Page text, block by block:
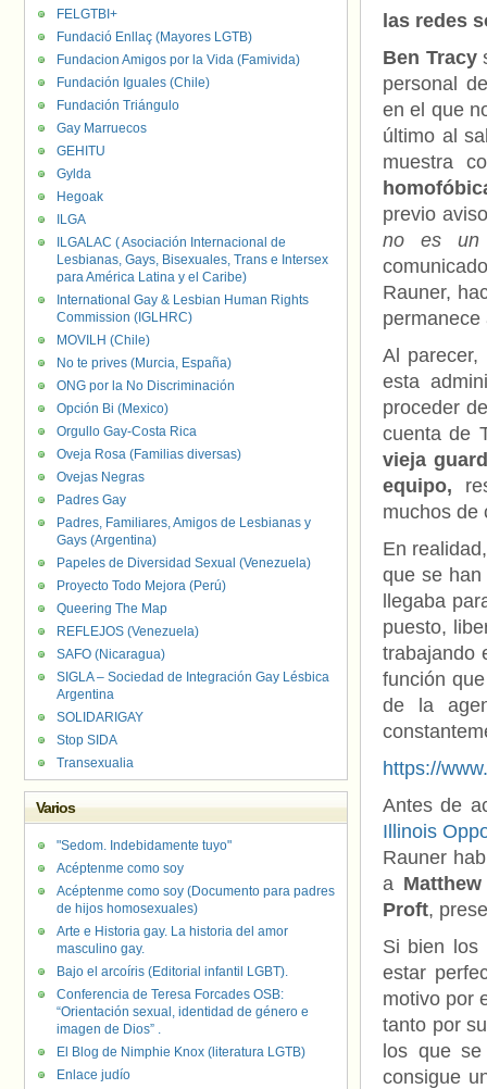
las redes
Ben Tracy
personal
en el que
último al
muestra
previo
no es un
Rauner,
permanece
Al parecer,
esta
proceder
cuenta de
vieja
equipo,
muchos de
En
que se
llegaba
puesto,
trabajando
función
de la
https://
Antes de
Illinois
Rauner
a
Proft,
Si bien los
estar
motivo por
tanto por
los que
consigue
FELGTBI+
Fundació Enllaç (Mayores LGTB)
Fundacion Amigos por la Vida (Famivida)
Fundación Iguales (Chile)
Fundación Triángulo
Gay Marruecos
GEHITU
Gylda
Hegoak
ILGA
ILGALAC ( Asociación Internacional de
Lesbianas, Gays, Bisexuales, Trans e Intersex
para América Latina y el Caribe)
International Gay & Lesbian Human Rights
Commission (IGLHRC)
MOVILH (Chile)
No te prives (Murcia, España)
ONG por la No Discriminación
Opción Bi (Mexico)
Orgullo Gay-Costa Rica
Oveja Rosa (Familias diversas)
Ovejas Negras
Padres Gay
Padres, Familiares, Amigos de Lesbianas y
Gays (Argentina)
Papeles de Diversidad Sexual (Venezuela)
Proyecto Todo Mejora (Perú)
Queering The Map
REFLEJOS (Venezuela)
SAFO (Nicaragua)
SIGLA – Sociedad de Integración Gay Lésbica
Argentina
SOLIDARIGAY
Stop SIDA
Transexualia
Varios
"Sedom. Indebidamente tuyo"
Acéptenme como soy
Acéptenme como soy (Documento para padres
de hijos homosexuales)
Arte e Historia gay. La historia del amor
masculino gay.
Bajo el arcoíris (Editorial infantil LGBT).
Conferencia de Teresa Forcades OSB:
“Orientación sexual, identidad de género e
imagen de Dios” .
El Blog de Nimphie Knox (literatura LGTB)
Enlace judío